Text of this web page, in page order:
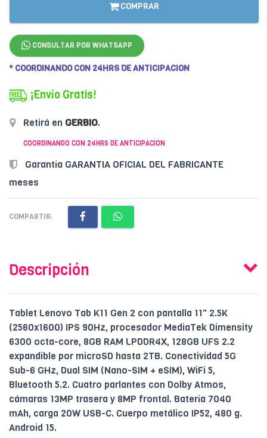
COMPRAR
CONSULTAR POR WHATSAPP
* COORDINANDO CON 24HRS DE ANTICIPACION
¡Envío Gratis!
Retirá en GERBIO.
COORDINANDO CON 24HRS DE ANTICIPACION
Garantía GARANTIA OFICIAL DEL FABRICANTE
meses
COMPARTIR:
Descripción
Tablet Lenovo Tab K11 Gen 2 con pantalla 11" 2.5K
(2560x1600) IPS 90Hz, procesador MediaTek Dimensity
6300 octa-core, 8GB RAM LPDDR4X, 128GB UFS 2.2
expandible por microSD hasta 2TB. Conectividad 5G
Sub-6 GHz, Dual SIM (Nano-SIM + eSIM), WiFi 5,
Bluetooth 5.2. Cuatro parlantes con Dolby Atmos,
cámaras 13MP trasera y 8MP frontal. Batería 7040
mAh, carga 20W USB-C. Cuerpo metálico IP52, 480 g.
Android 15.